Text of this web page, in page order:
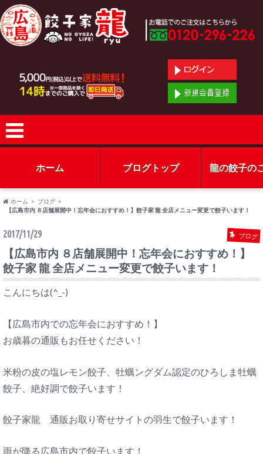
ホーム ブログトップ 龍の餃子の
ホーム
ブログ
【広島市内 ８店舗展開中！忘年会におすすめ！】餃子家 龍 全店メニュー変更で餃子います！
2017/11/29 ブログ
【広島市内 ８店舗展開中！忘年会におすすめ！】
餃子家 龍 全店メニュー変更で餃子います！
こんにちは(^_-)
【広島市内での忘年会におすすめ！】
お歳暮の通販もお任せください！
米粉の皮の塩レモン餃子、牡蠣ングダム認定のひろしま牡蠣
餃子、絶好調で餃子います！
餃子家龍 通販お取り寄せサイトの羽生で餃子います！
雨が降る広島市内で餃子います！